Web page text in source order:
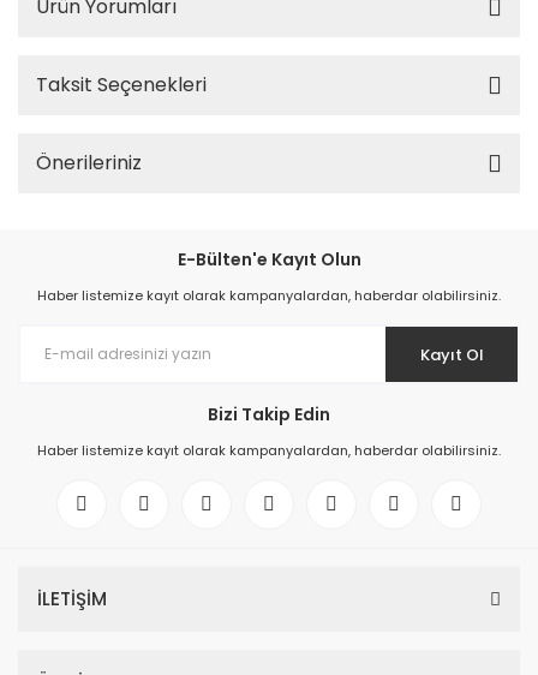
Ürün Yorumları
Taksit Seçenekleri
Önerileriniz
E-Bülten'e Kayıt Olun
Haber listemize kayıt olarak kampanyalardan, haberdar olabilirsiniz.
Kayıt Ol
Bizi Takip Edin
Haber listemize kayıt olarak kampanyalardan, haberdar olabilirsiniz.
İLETİŞİM